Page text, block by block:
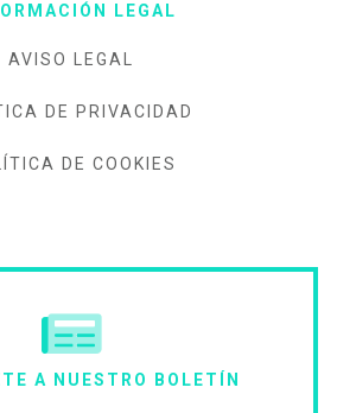
LEGAL
AVISO LEGAL
DE PRIVACIDAD
DE COOKIES
A NUESTRO BOLETÍN